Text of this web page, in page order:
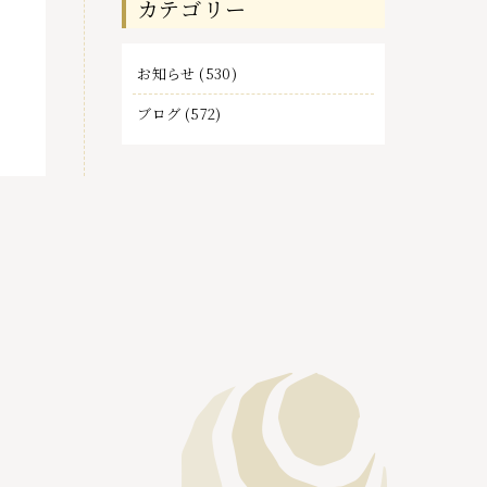
事カテゴリー
お知らせ (530)
ブログ (572)